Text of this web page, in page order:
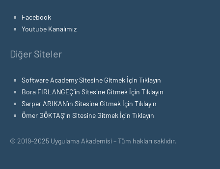
Facebook
Youtube Kanalımız
Diğer Siteler
Software Academy Sitesine Gitmek İçin Tıklayın
Bora FIRLANGEÇ’in Sitesine Gitmek İçin Tıklayın
Sarper ARIKAN’ın Sitesine Gitmek İçin Tıklayın
Ömer GÖKTAŞ’ın Sitesine Gitmek İçin Tıklayın
© 2019–2025 Uygulama Akademisi – Tüm hakları saklıdır.